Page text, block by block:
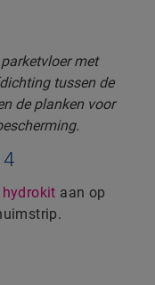
4
hydrokit aan op